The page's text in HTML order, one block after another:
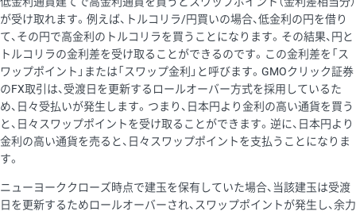
が受け取れます。例えば、トルコリラ/円買いの場合、低金利の円を借り
て、その円で高金利のトルコリラを買うことになります。その結果、円と
トルコリラの金利差を受け取ることができるのです。この金利差を「ス
ワップポイント」または「スワップ金利」と呼びます。GMOクリック証券
のFX取引は、受渡日を更新するロールオーバー方式を採用しているた
め、日々受払いが発生します。つまり、日本円より金利の高い通貨を買う
と、日々スワップポイントを受け取ることができます。逆に、日本円より
金利の高い通貨を売ると、日々スワップポイントを支払うことになりま
す。
ニューヨーククローズ時点で建玉を保有していた場合、当該建玉は受渡
日を更新するためロールオーバーされ、スワップポイントが発生し、余力